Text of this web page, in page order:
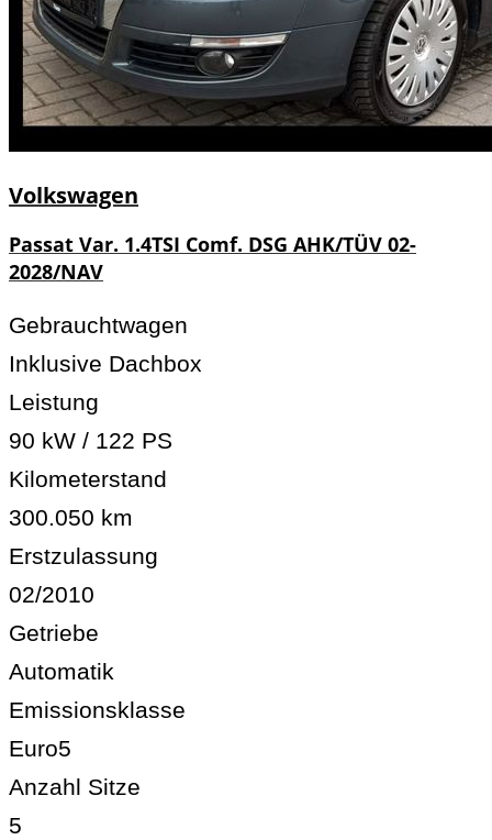
Volkswagen
Passat Var. 1.4TSI Comf. DSG AHK/TÜV 02-
2028/NAV
Gebrauchtwagen
Inklusive Dachbox
Leistung
90 kW / 122 PS
Kilometerstand
300.050 km
Erstzulassung
02/2010
Getriebe
Automatik
Emissionsklasse
Euro5
Anzahl Sitze
5